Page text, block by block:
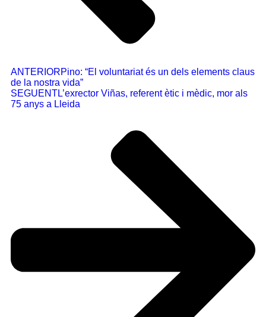
ANTERIORPino: “El voluntariat és un dels elements claus
de la nostra vida”
SEGUENTL’exrector Viñas, referent ètic i mèdic, mor als
75 anys a Lleida